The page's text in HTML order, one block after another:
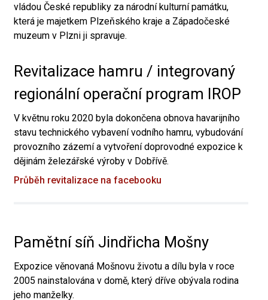
vládou České republiky za národní kulturní památku,
která je majetkem Plzeňského kraje a Západočeské
muzeum v Plzni ji spravuje.
Revitalizace hamru / integrovaný
regionální operační program IROP
V květnu roku 2020 byla dokončena obnova havarijního
stavu technického vybavení vodního hamru, vybudování
provozního zázemí a vytvoření doprovodné expozice k
dějinám železářské výroby v Dobřívě.
Průběh revitalizace na facebooku
Pamětní síň Jindřicha Mošny
Expozice věnovaná Mošnovu životu a dílu byla v roce
2005 nainstalována v domě, který dříve obývala rodina
jeho manželky.